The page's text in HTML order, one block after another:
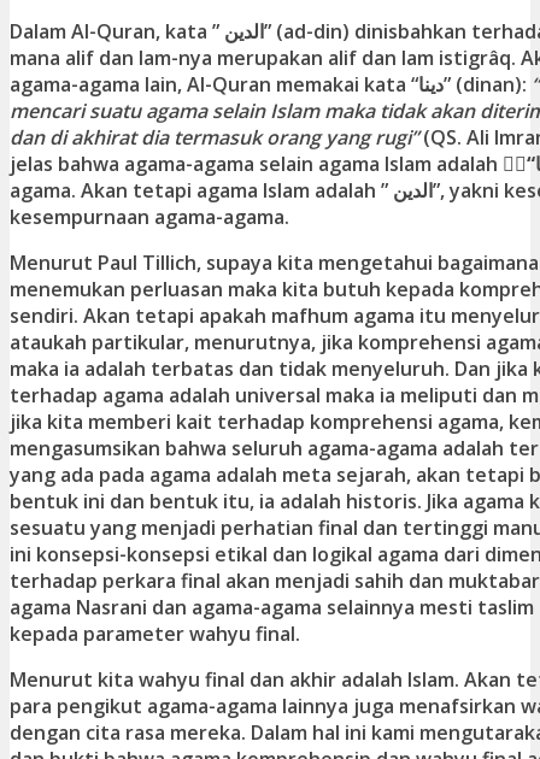
Dalam Al-Quran, kata ” الدين” (ad-din) dinisbahkan terhadap agama Islam, yang
mana alif dan lam-nya merupakan alif dan lam istigrâq.
agama-agama lain, Al-Quran memakai kata “دينا” (dinan):
mencari suatu agama selain Islam maka tidak akan
dan di akhirat dia termasuk orang yang rugi”(QS. Ali
jelas bahwa agama-agama selain agama Islam adalah “ََدينا”, yakni satu
agama. Akan tetapi agama Islam adalah ” الدين”, yakni keseluruhan
kesempurnaan agama-agama.
Menurut Paul Tillich, supaya kita mengetahui
menemukan perluasan maka kita butuh kepada
sendiri. Akan tetapi apakah mafhum agama itu
ataukah partikular, menurutnya, jika komprehensi
maka ia adalah terbatas dan tidak menyeluruh. Dan jika
terhadap agama adalah universal maka ia meliputi dan
jika kita memberi kait terhadap komprehensi agama,
mengasumsikan bahwa seluruh agama-agama adalah
yang ada pada agama adalah meta sejarah, akan tetapi
bentuk ini dan bentuk itu, ia adalah historis. Jika agama
sesuatu yang menjadi perhatian final dan tertinggi
ini konsepsi-konsepsi etikal dan logikal agama dari
terhadap perkara final akan menjadi sahih dan
agama Nasrani dan agama-agama selainnya mesti
kepada parameter wahyu final.
Menurut kita wahyu final dan akhir adalah Islam. Akan
para pengikut agama-agama lainnya juga menafsirkan
dengan cita rasa mereka. Dalam hal ini kami